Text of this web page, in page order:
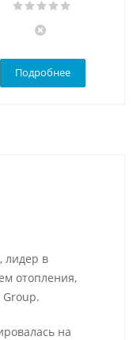
Подробнее
лидер в
отопления,
Group.
на